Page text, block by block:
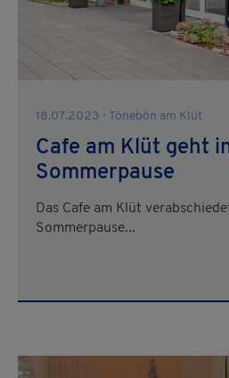
18.07.2023 - Tönebön am Klüt
Cafe am Klüt geht
Sommerpause
Das Cafe am Klüt
Sommerpause...